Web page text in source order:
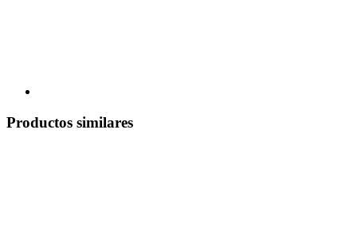
Productos similares